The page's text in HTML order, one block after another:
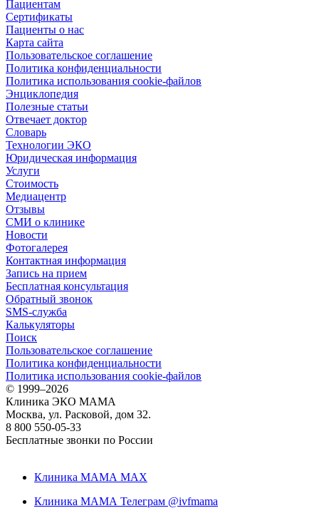
Пациентам
Сертификаты
Пациенты о нас
Карта сайта
Пользовательское соглашение
Политика конфиденциальности
Политика использования cookie-файлов
Энциклопедия
Полезные статьи
Отвечает доктор
Словарь
Технологии ЭКО
Юридическая информация
Услуги
Стоимость
Медиацентр
Отзывы
СМИ о клинике
Новости
Фотогалерея
Контактная информация
Запись на прием
Бесплатная консультация
Обратный звонок
SMS-служба
Калькуляторы
Поиск
Пользовательское соглашение
Политика конфиденциальности
Политика использования cookie-файлов
© 1999–2026
Клиника ЭКО МАМА
Москва, ул. Расковой, дом 32.
8 800 550-05-33
Бесплатные звонки по России
Клиника МАМА MAX
Клиника МАМА Телеграм @ivfmama